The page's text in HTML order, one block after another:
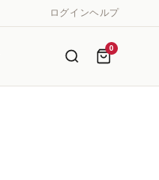
ログインヘルプ
0